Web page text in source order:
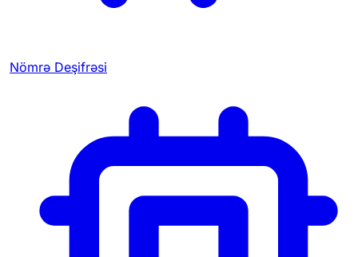
Nömrə Deşifrəsi